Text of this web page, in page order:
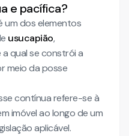
e pacífica?
um dos elementos
usucapião,
qual se constrói a
meio da posse
contínua refere-se à
imóvel ao longo de um
aplicável.